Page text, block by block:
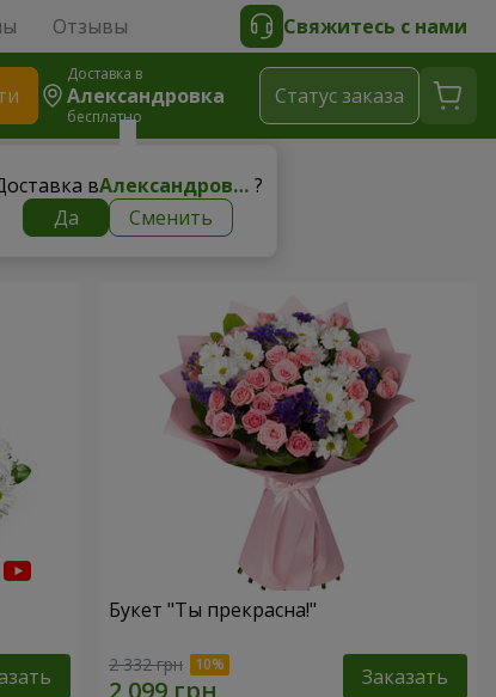
Отзывы Свяжитесь с нами
Доставка в
Александровка
бесплатно
в Александровка ?
Да
Сменить
Cтатус заказа
Букет "Ты прекрасна!"
2 332 грн Заказать